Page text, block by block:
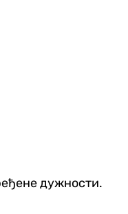
дужности.